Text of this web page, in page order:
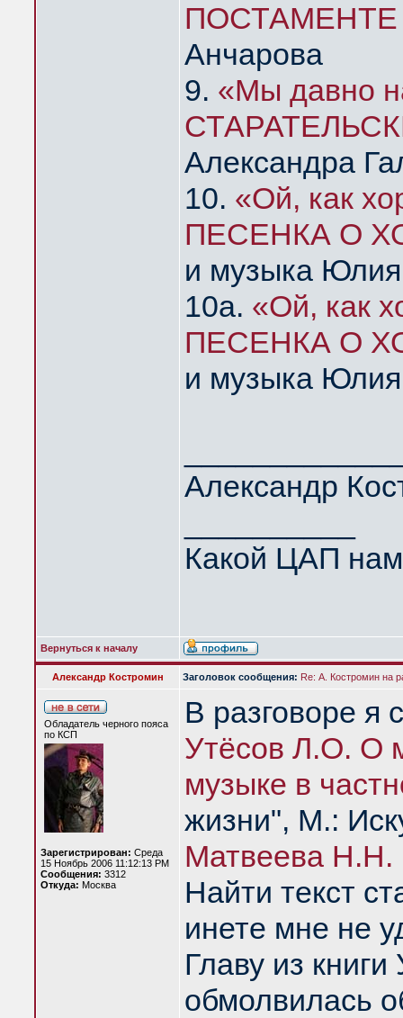
ПОСТАМЕНТЕ
Анчарова
9. «Мы давно
Александра
10. «Ой, как
ПЕСЕНКА О
и музыка Юлия
10а. «Ой, как
ПЕСЕНКА О
и музыка
Александр
Какой ЦАП
Вернуться к началу
Александр Костромин Заголовок сообщения: Re: А. Костромин на
Обладатель черного пояса
по КСП
Зарегистрирован: Среда
15 Ноябрь 2006 11:12:13 PM
Сообщения: 3312
Откуда: Москва
В разговоре я
Утёсов Л.О. О
музыке в
жизни", М.:
Матвеева Н.Н.
Найти текст
инете мне не
Главу из
обмолвилась